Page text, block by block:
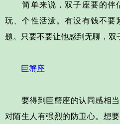
简单来说，双子座要的伴
玩、个性活泼。有没有钱不要
题。只要不要让他感到无聊，双
巨蟹座
要得到巨蟹座的认同感相当
对陌生人有强烈的防卫心。想